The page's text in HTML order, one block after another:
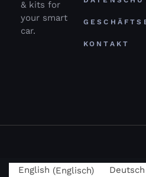
& kits for
your smart
car.
KONTAKT
English (Englisch) Deutsch